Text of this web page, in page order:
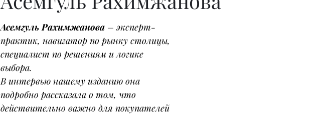
Асемгуль Рахимжанова – эксперт-
практик, навигатор по рынку столицы,
специалист по решениям и логике
выбора.
В интервью нашему изданию она
подробно рассказала о том, что
действительно важно для покупателей